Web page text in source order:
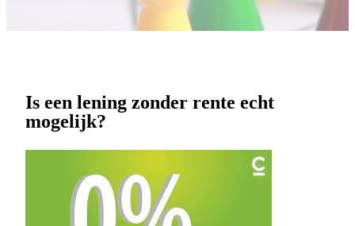
Is een lening zonder rente echt
mogelijk?